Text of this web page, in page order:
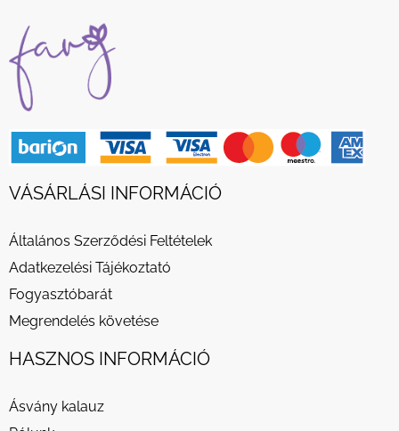
VÁSÁRLÁSI INFORMÁCIÓ
Általános Szerződési Feltételek
Adatkezelési Tájékoztató
Fogyasztóbarát
Megrendelés követése
HASZNOS INFORMÁCIÓ
Ásvány kalauz